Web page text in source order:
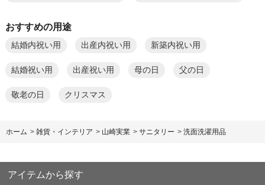
おすすめの用途
結婚内祝い用 出産内祝い用 新築内祝い用
結婚祝い用 出産祝い用 母の日 父の日
敬老の日 クリスマス
ホーム > 雑貨・インテリア > 山崎実業 > サニタリー > 洗面洗濯用品
アイテムから探す